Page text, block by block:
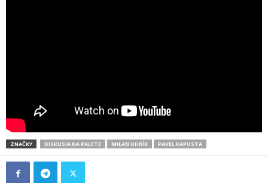
ZNAČKY DISKUSIA NA PALETE MILAN UHRÍK PAVEL KAPUSTA